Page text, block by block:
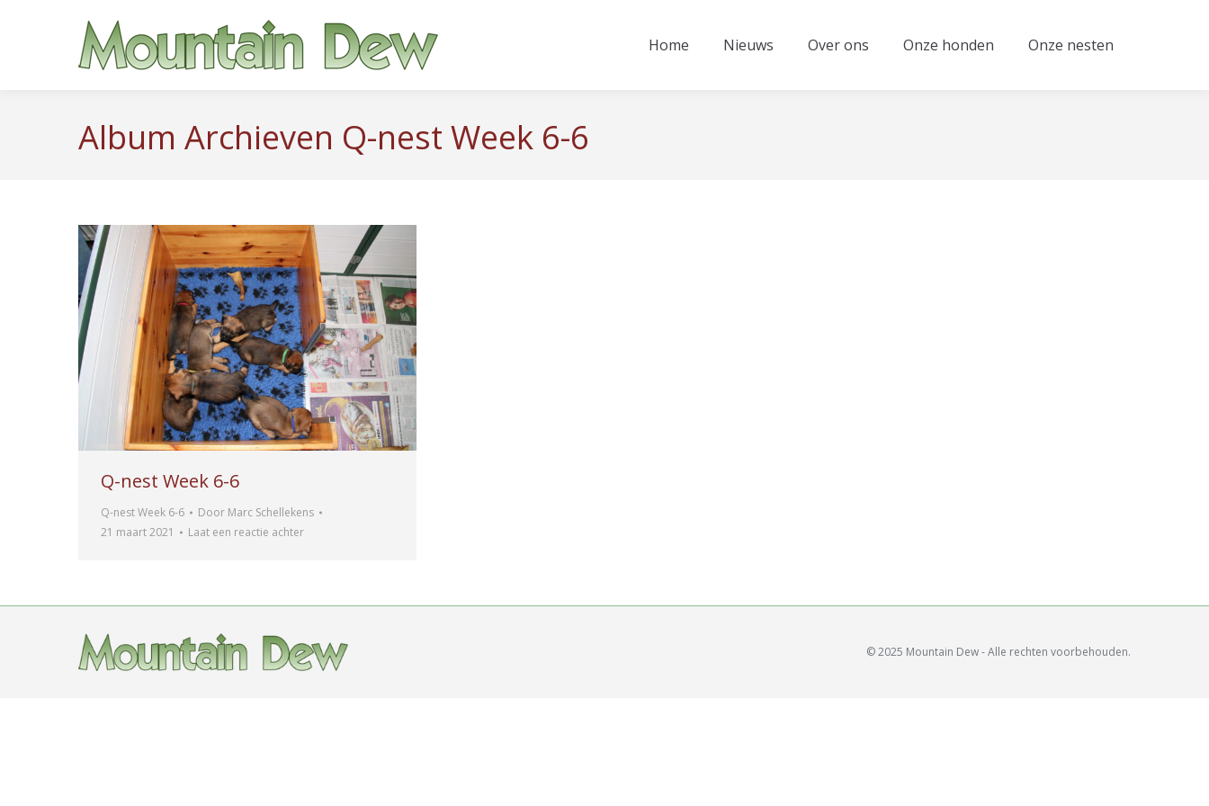
Home Nieuws Over ons Onze honden Onze nesten
Album Archieven Q-nest Week 6-6
Q-nest Week 6-6
Q-nest Week 6-6 Door Marc Schellekens
21 maart 2021
Laat een reactie achter
© 2025 Mountain Dew - Alle rechten voorbehouden.